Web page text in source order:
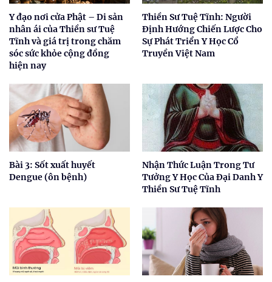
Y đạo nơi cửa Phật – Di sản
nhân ái của Thiền sư Tuệ
Tĩnh và giá trị trong chăm
sóc sức khỏe cộng đồng
hiện nay
Thiền Sư Tuệ Tĩnh: Người
Định Hướng Chiến Lược Cho
Sự Phát Triển Y Học Cổ
Truyền Việt Nam
Bài 3: Sốt xuất huyết
Dengue (ôn bệnh)
Nhận Thức Luận Trong Tư
Tưởng Y Học Của Đại Danh Y
Thiền Sư Tuệ Tĩnh